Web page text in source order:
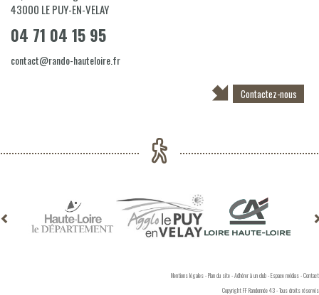
43000 LE PUY-EN-VELAY
04 71 04 15 95
contact@rando-hauteloire.fr
Contactez-nous
Mentions légales-Plan du site-Adhérer à un club-Espace médias-Contact
Copyright FF Randonnée 43 - Tous droits réservés